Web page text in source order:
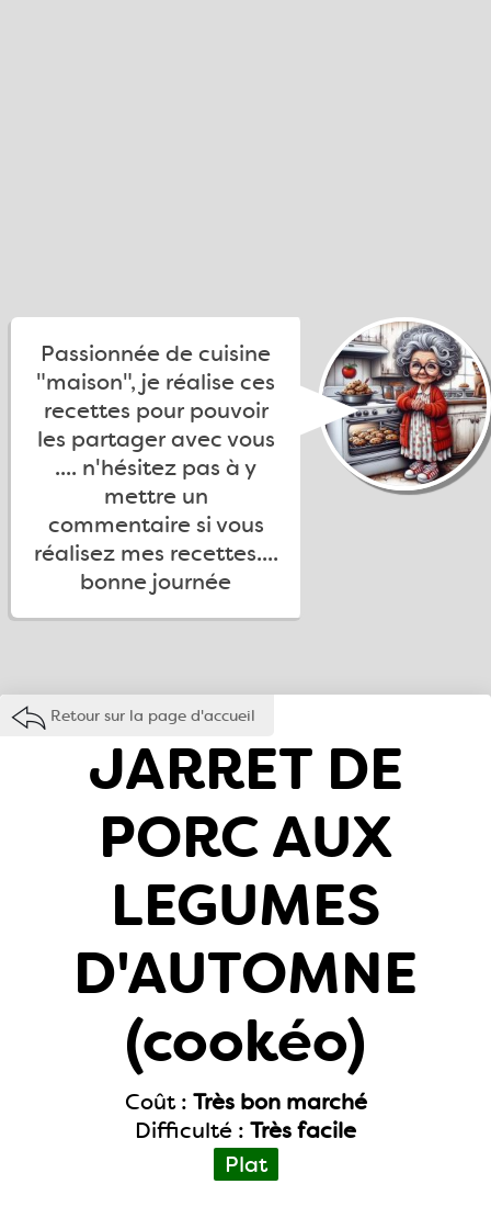
Passionnée de cuisine
"maison", je réalise ces
recettes pour pouvoir
les partager avec vous
.... n'hésitez pas à y
mettre un
commentaire si vous
réalisez mes recettes....
bonne journée
Retour sur la page d'accueil
JARRET DE
PORC AUX
LEGUMES
D'AUTOMNE
(cookéo)
Coût : Très bon marché
Difficulté : Très facile
Plat